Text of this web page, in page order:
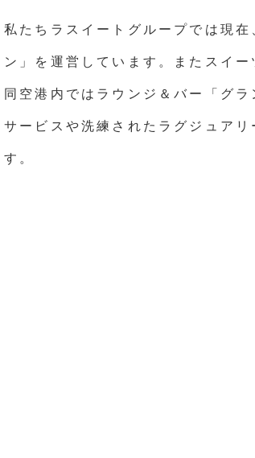
私たちラスイートグループでは現
ン」を運営しています。またスイ
同空港内ではラウンジ＆バー「グ
サービスや洗練されたラグジュア
す。